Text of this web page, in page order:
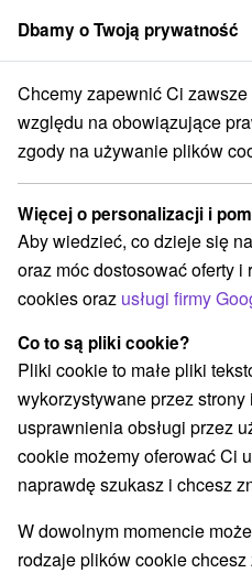
członek grupySorger
Prešovský kraj Bardejov
Hotel Alžbeta★★
Kúpele
Uzdrowisko Bardejovské
Przejdź do lokalizacji
O ZAKWATEROWANIU
SPECJALNE OFERTY
9,4 doskonały·20 recenzji
Dbamy o Twoją prywatność
Chcemy zapewnić Ci
względu na obowiązujące
zgody na używanie plików
Więcej o personalizacji i
Aby wiedzieć, co dzieje się
oraz móc dostosować oferty
cookies oraz usługi firmy
Co to są pliki cookie?
Pliki cookie to małe pliki
wykorzystywane przez
usprawnienia obsługi przez
cookie możemy oferować Ci
naprawdę szukasz i chcesz
W dowolnym momencie
rodzaje plików cookie chcesz